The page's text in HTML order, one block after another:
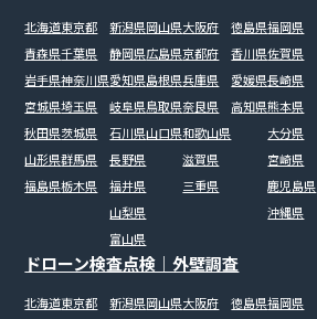
北海道
青森県
岩手県
宮城県
秋田県
山形県
福島県
東京都
千葉県
神奈川県
埼玉県
茨城県
群馬県
栃木県
新潟県
静岡県
愛知県
岐阜県
石川県
長野県
福井県
山梨県
富山県
岡山県
広島県
島根県
鳥取県
山口県
大阪府
京都府
兵庫県
奈良県
和歌山県
滋賀県
三重県
徳島県
香川県
愛媛県
高知県
福岡県
佐賀県
長崎県
熊本県
大分県
宮崎県
鹿児島県
沖縄県
ドローン検査点検｜外壁調査
北海道東京都
新潟県岡山県大阪府
徳島県福岡県